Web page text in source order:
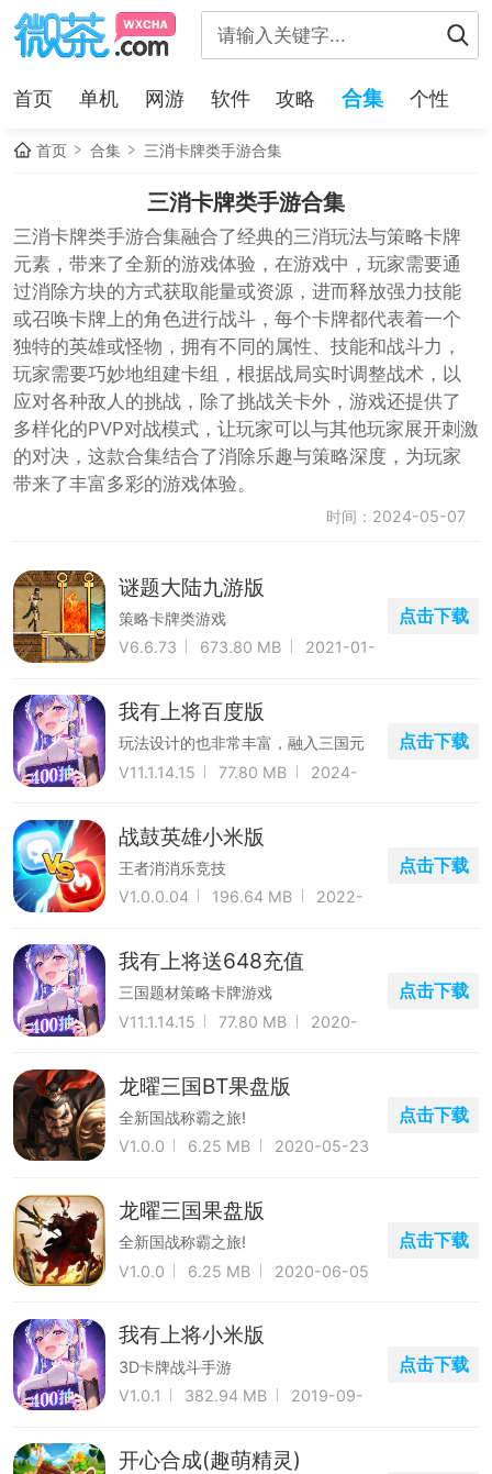
首页 单机 网游 软件 攻略 合集 个性
首页 合集 三消卡牌类手游合集
三消卡牌类手游合集
三消卡牌类手游合集融合了经典的三消玩法与策略卡牌
元素，带来了全新的游戏体验，在游戏中，玩家需要通
过消除方块的方式获取能量或资源，进而释放强力技能
或召唤卡牌上的角色进行战斗，每个卡牌都代表着一个
独特的英雄或怪物，拥有不同的属性、技能和战斗力，
玩家需要巧妙地组建卡组，根据战局实时调整战术，以
应对各种敌人的挑战，除了挑战关卡外，游戏还提供了
多样化的PVP对战模式，让玩家可以与其他玩家展开刺激
的对决，这款合集结合了消除乐趣与策略深度，为玩家
带来了丰富多彩的游戏体验。
时间：2024-05-07
谜题大陆九游版
策略卡牌类游戏
V6.6.73
673.80 MB
2021-01-
点击下载
我有上将百度版
玩法设计的也非常丰富，融入三国元
素的卡牌玩法
V11.1.14.15 77.80 MB
2024-
点击下载
战鼓英雄小米版
王者消消乐竞技
V1.0.0.04
196.64 MB
2022-
点击下载
我有上将送648充值
三国题材策略卡牌游戏
V11.1.14.15
77.80 MB
2020-
点击下载
龙曜三国BT果盘版
全新国战称霸之旅!
V1.0.0
6.25 MB 2020-05-23
点击下载
龙曜三国果盘版
全新国战称霸之旅!
V1.0.0
6.25 MB 2020-06-05
点击下载
我有上将小米版
3D卡牌战斗手游
V1.0.1
382.94 MB
2019-09-
点击下载
开心合成(趣萌精灵)